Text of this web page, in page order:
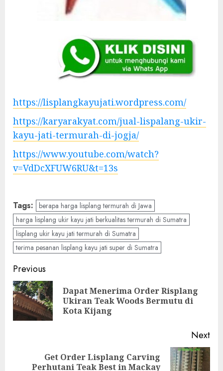
https://lisplangkayujati.wordpress.com/
https://karyarakyat.com/jual-lispalang-ukir-
kayu-jati-termurah-di-jogja/
https://www.youtube.com/watch?
v=VdDcXFUW6RU&t=13s
Tags: berapa harga lisplang termurah di Jawa
harga lisplang ukir kayu jati berkualitas termurah di Sumatra
lisplang ukir kayu jati termurah di Sumatra
terima pesanan lisplang kayu jati super di Sumatra
Previous
Dapat Menerima Order Risplang
Ukiran Teak Woods Bermutu di
Kota Kijang
Next
Get Order Lisplang Carving
Perhutani Teak Best in Mackay